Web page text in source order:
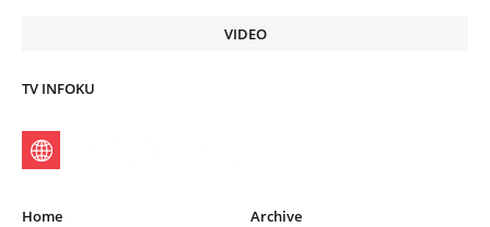
VIDEO
TV INFOKU
Home
Archive